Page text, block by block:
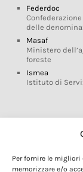
Per fornire le
memorizzare e/o
Federdoc
delle
Masaf
Ministero
foreste
Ismea
Istituto di
Glossario
Marchi DOP IGP